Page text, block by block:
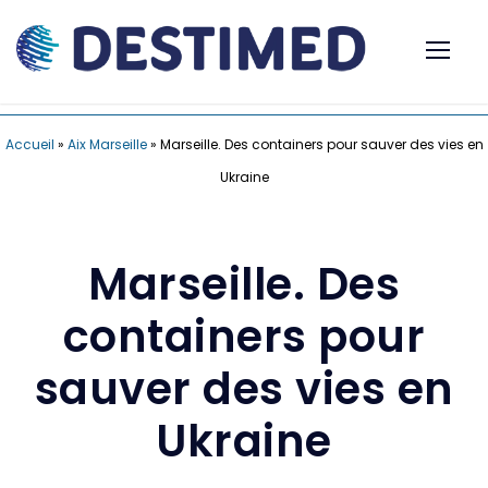
Accueil » Aix Marseille» Marseille. Des containers pour sauver des vies en
Ukraine
Marseille. Des
containers pour
sauver des vies en
Ukraine